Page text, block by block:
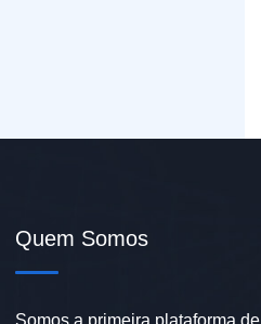
Quem Somos
Somos a primeira plataforma de